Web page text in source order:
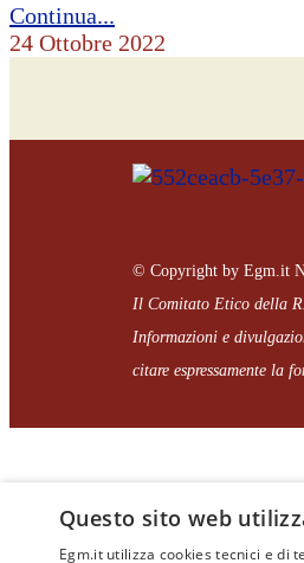
Continua...
24 Ottobre 2022
© Copyright by Egm.it
Il Comitato Etico della
Informazioni e
citare espressamente la
Questo sito web
Egm.it utilizza cookies tecnici e di